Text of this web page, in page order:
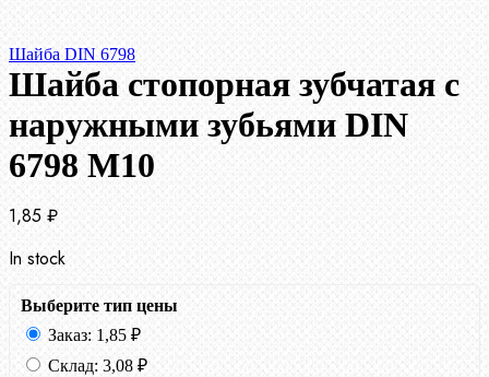
Шайба DIN 6798
Шайба стопорная зубчатая с
наружными зубьями DIN
6798 М10
1,85 ₽
In stock
Выберите тип цены
Заказ: 1,85 ₽
Склад: 3,08 ₽